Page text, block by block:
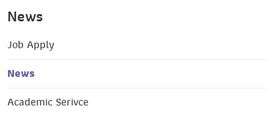
News
Job Apply
News
Academic Serivce